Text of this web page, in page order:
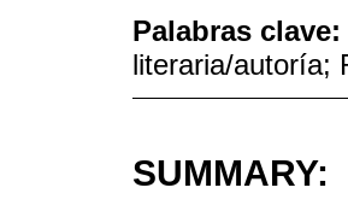
Palabras clave:
literaria/autoría;
SUMMARY: